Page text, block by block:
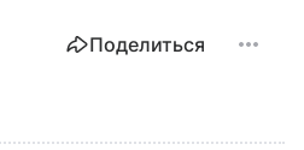
Поделиться